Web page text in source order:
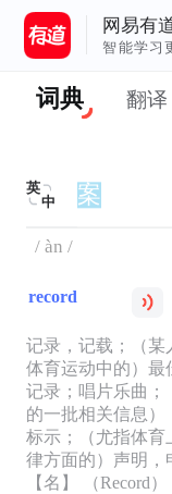
网易有
智能学习
词典 翻译
英
中
/ àn /
record
记录，记载；（某
体育运动中的）最
记录；唱片乐曲；
的一批相关信息）
标示；（尤指体育
律方面的）声明，
【名】 （Record